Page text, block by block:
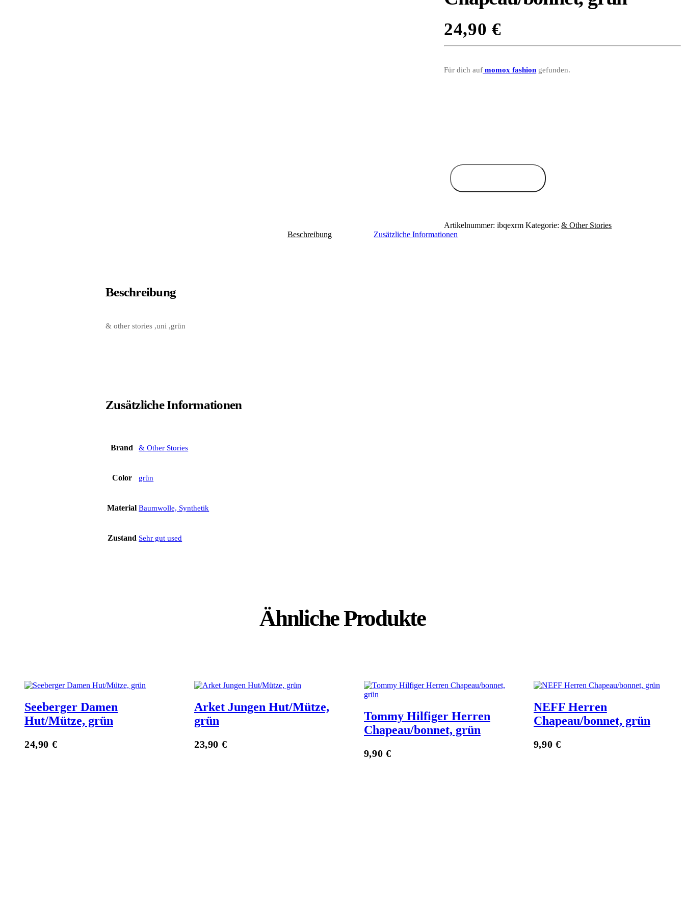
24,90 €
Für dich auf momox fashion gefunden.
Artikelnummer:ibqexrm Kategorie:& Other Stories
Beschreibung
Zusätzliche Informationen
Beschreibung
& other stories ,uni ,grün
Zusätzliche Informationen
Brand & Other Stories
Color grün
Material Baumwolle, Synthetik
Zustand Sehr gut used
Ähnliche Produkte
Seeberger Damen
Hut/Mütze, grün
24,90 €
Arket Jungen Hut/Mütze,
grün
23,90 €
Tommy Hilfiger Herren
Chapeau/bonnet, grün
9,90 €
NEFF Herren
Chapeau/bonnet, grün
9,90 €